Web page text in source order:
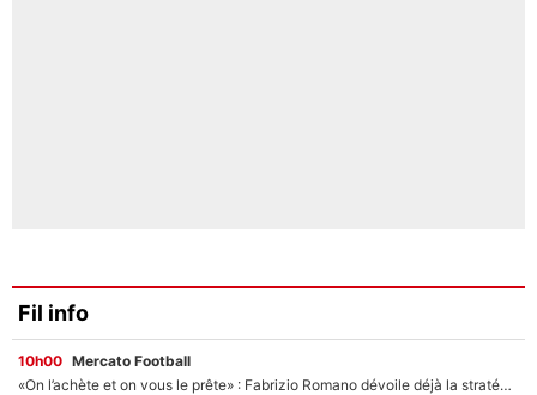
Fil info
10h00 Mercato Football
«On l’achète et on vous le prête» : Fabrizio Romano dévoile déjà la stratégie du PSG avec le transfert de Zion Suzuki !